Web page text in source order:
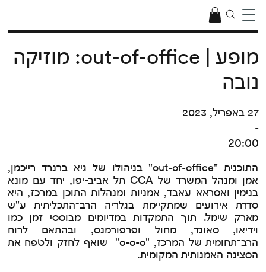
התוכנית "out-of-office" בניהולו של גיא ברנרד רייכמן,
אמן ומנהל המשרד של CCA תל אביב-יפו, יחד עם מונא
בנימין ואסראא עאבד, אמניות ומנהלות התוכן במרכז, היא
סדרת אירועים שמתקיימת בגלריה הרב־התכליתית ע"ש
מארק שימל. תוך התמקדות במדיומים מבוססי זמן כמו
וידיאו, סאונד, מחול ופרפורמנס, ובהתאם לרוח
הרב־תחומית של המרכז, "o-o-o" שואף לחזק ולטפח את
הסצינה האמנותית המקומית.
מופע | out-of-office: מוזיקה
נובה
27 באפריל, 2023
-
20:00